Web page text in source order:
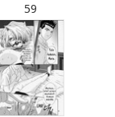
59